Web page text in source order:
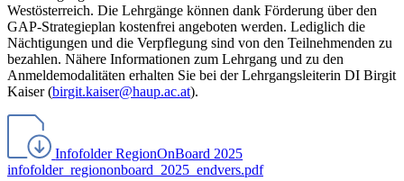
Westösterreich. Die Lehrgänge können dank Förderung über den
GAP-Strategieplan kostenfrei angeboten werden. Lediglich die
Nächtigungen und die Verpflegung sind von den Teilnehmenden zu
bezahlen. Nähere Informationen zum Lehrgang und zu den
Anmeldemodalitäten erhalten Sie bei der Lehrgangsleiterin DI Birgit
Kaiser (birgit.kaiser@haup.ac.at).
Infofolder RegionOnBoard 2025
infofolder_regiononboard_2025_endvers.pdf